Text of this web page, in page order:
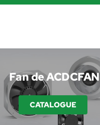
Fan de ACDCFAN
CATALOGUE